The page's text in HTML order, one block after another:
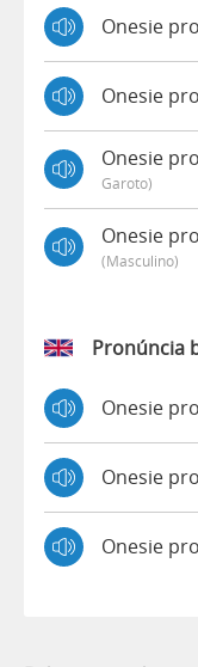
Onesie
Onesie
Onesie
Garoto)
Onesie
(masculino)
Pronúncia
Onesie
Onesie
Onesie